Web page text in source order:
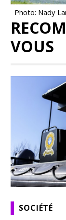
Photo: Nady
VOUS
SOCIÉTÉ